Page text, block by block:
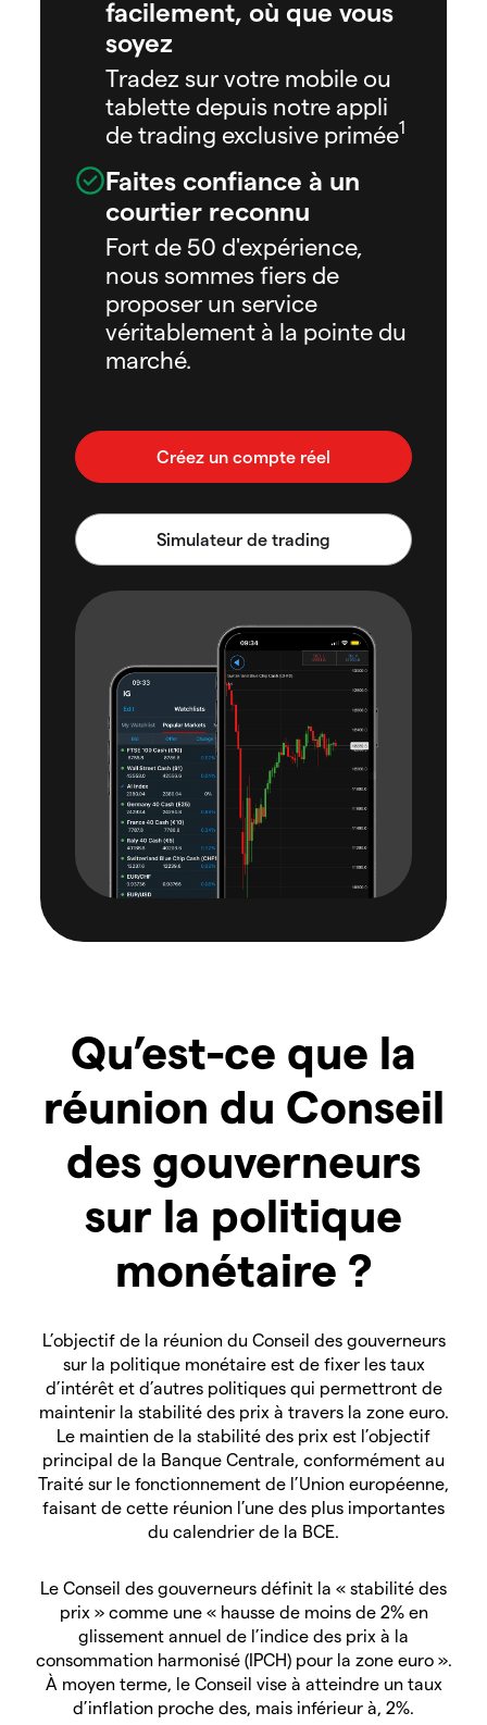
facilement, où que vous
soyez
Tradez sur votre mobile ou
tablette depuis notre appli
de trading exclusive primée1
Faites confiance à un
courtier reconnu
Fort de 50 d'expérience,
nous sommes fiers de
proposer un service
véritablement à la pointe du
marché.
Qu’est-ce que la
réunion du Conseil
des gouverneurs
sur la politique
monétaire ?
L’objectif de la réunion du Conseil des gouverneurs
sur la politique monétaire est de fixer les taux
d’intérêt et d’autres politiques qui permettront de
maintenir la stabilité des prix à travers la zone euro.
Le maintien de la stabilité des prix est l’objectif
principal de la Banque Centrale, conformément au
Traité sur le fonctionnement de l’Union européenne,
faisant de cette réunion l’une des plus importantes
du calendrier de la BCE.
Le Conseil des gouverneurs définit la « stabilité des
prix » comme une « hausse de moins de 2% en
glissement annuel de l’indice des prix à la
consommation harmonisé (IPCH) pour la zone euro ».
À moyen terme, le Conseil vise à atteindre un taux
d’inflation proche des, mais inférieur à, 2%.